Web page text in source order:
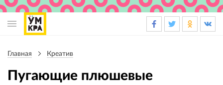
навигации
Главная Креатив
Пугающие плюшевые